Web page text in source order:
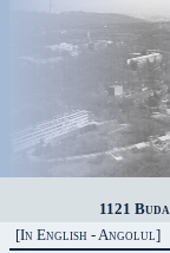
1121
[In English - Angolul]